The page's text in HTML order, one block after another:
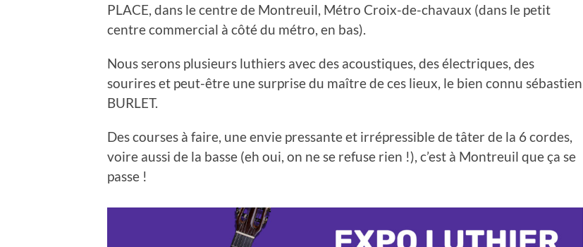
PLACE, dans le centre de Montreuil, Métro Croix-de-chavaux (dans le petit
centre commercial à côté du métro, en bas).
Nous serons plusieurs luthiers avec des acoustiques, des électriques, des
sourires et peut-être une surprise du maître de ces lieux, le bien connu sébastien
BURLET.
Des courses à faire, une envie pressante et irrépressible de tâter de la 6 cordes,
voire aussi de la basse (eh oui, on ne se refuse rien !), c’est à Montreuil que ça se
passe !